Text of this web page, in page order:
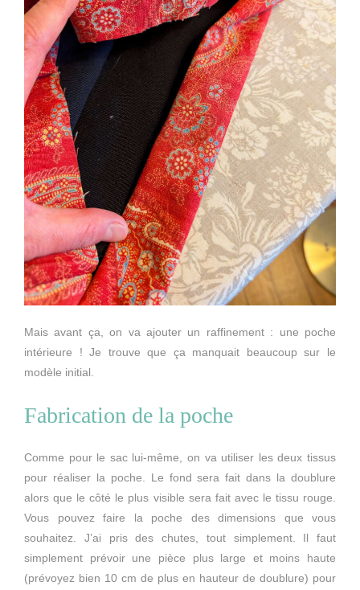
Mais avant ça, on va ajouter un raffinement : une poche
intérieure ! Je trouve que ça manquait beaucoup sur le
modèle initial.
Fabrication de la poche
Comme pour le sac lui-même, on va utiliser les deux tissus
pour réaliser la poche. Le fond sera fait dans la doublure
alors que le côté le plus visible sera fait avec le tissu rouge.
Vous pouvez faire la poche des dimensions que vous
souhaitez. J’ai pris des chutes, tout simplement. Il faut
simplement prévoir une pièce plus large et moins haute
(prévoyez bien 10 cm de plus en hauteur de doublure) pour